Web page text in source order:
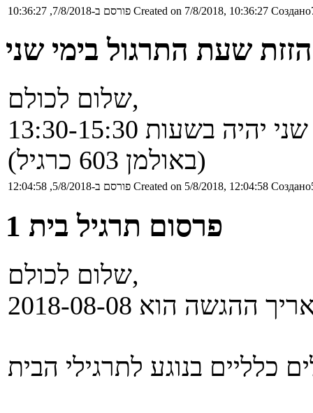
פורסם ב-7/8/2018, 10:36:27 Created on 7/8/2018, 10:36:27
הזזת שעת התרגול בימי שני
שלום לכולם,
לבקשתם, החל ממחר התרגול בימי שני יהיה בשעות 13:30-15:30
(באולמן 603 כרגיל)
פורסם ב-5/8/2018, 12:04:58 Created on 5/8/2018, 12:04:58
פרסום תרגיל בית 1
שלום לכולם,